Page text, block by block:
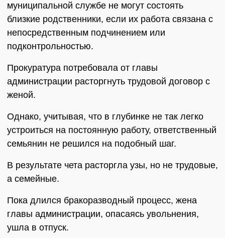
муниципальной службе не могут состоять
близкие родственники, если их работа связана с
непосредственным подчинением или
подконтрольностью.
Прокуратура потребовала от главы
администрации расторгнуть трудовой договор с
женой.
Однако, учитывая, что в глубинке не так легко
устроиться на постоянную работу, ответственный
семьянин не решился на подобный шаг.
В результате чета расторгла узы, но не трудовые,
а семейные.
Пока длился бракоразводный процесс, жена
главы администрации, опасаясь увольнения,
ушла в отпуск.